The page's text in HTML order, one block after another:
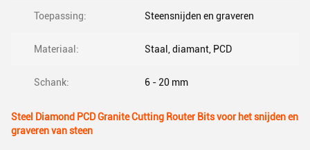
Toepassing: Steensnijden en graveren
Materiaal: Staal, diamant, PCD
Schank: 6 - 20 mm
Steel Diamond PCD Granite Cutting Router Bits voor het snijden en
graveren van steen